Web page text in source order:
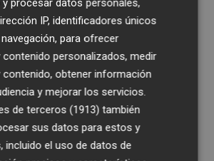
IP, identificadores únicos
para ofrecer
contenido personalizados, medir
contenido, obtener información
y mejorar los servicios.
de terceros (1913) también
sus datos para estos y
incluido el uso de datos de